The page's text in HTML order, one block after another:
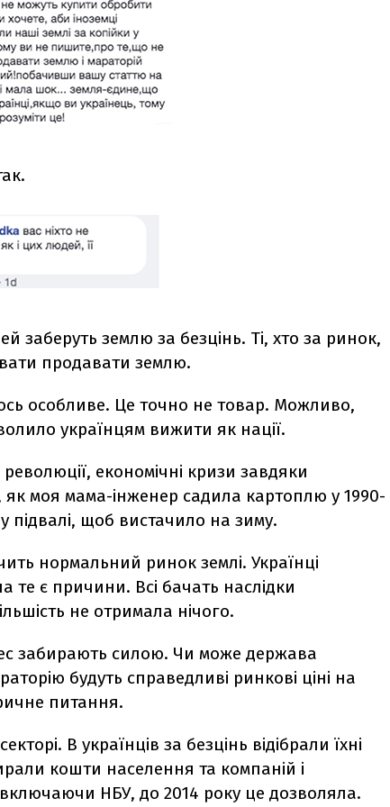
землю за безцінь. Ті, хто за ринок,
продавати землю.
особливе. Це точно не товар. Можливо,
українцям вижити як нації.
економічні кризи завдяки
моя мама-інженер садила картоплю у 1990-
підвалі, щоб вистачило на зиму.
нормальний ринок землі. Українці
те є причини. Всі бачать наслідки
не отримала нічого.
забирають силою. Чи може держава
будуть справедливі ринкові ціні на
питання.
В українців за безцінь відібрали їхні
кошти населення та компаній і
НБУ, до 2014 року це дозволяла.